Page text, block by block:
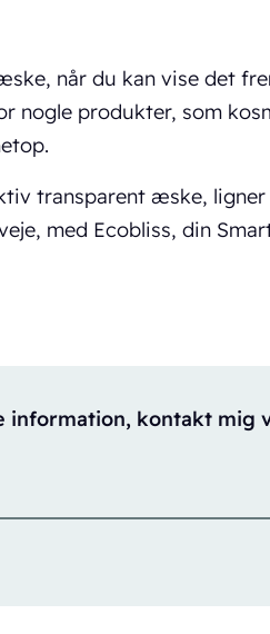
når du kan vise det
nogle produkter, som
transparent æske, ligner
med Ecobliss, din
information, kontakt mig